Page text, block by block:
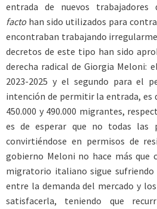
entrada de nuevos trabajadores
facto han sido utilizados para
encontraban trabajando
decretos de este tipo han sido
derecha radical de Giorgia Meloni:
2023-2025 y el segundo para el
intención de permitir la entrada, es
450.000 y 490.000 migrantes,
es de esperar que no todas las
convirtiéndose en permisos de
gobierno Meloni no hace más que
migratorio italiano sigue
entre la demanda del mercado y
satisfacerla, teniendo que